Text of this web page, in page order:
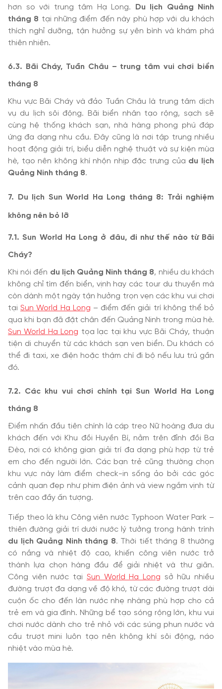
hơn so với trung tâm Hạ Long.
Du lịch Quảng Ninh
tháng 8 tại những điểm đến này phù hợp với du khách
thích nghỉ dưỡng, tận hưởng sự yên bình và khám phá
thiên nhiên.
6.3. Bãi Cháy, Tuần Châu – trung tâm vui chơi biển
tháng 8
Khu vực Bãi Cháy và đảo Tuần Châu là trung tâm dịch
vụ du lịch sôi động. Bãi biển nhân tạo rộng, sạch sẽ
cùng hệ thống khách sạn, nhà hàng phong phú đáp
ứng đa dạng nhu cầu. Đây cũng là nơi tập trung nhiều
hoạt động giải trí, biểu diễn nghệ thuật và sự kiện mùa
hè, tạo nên không khí nhộn nhịp đặc trưng của du lịch
Quảng Ninh tháng 8.
7. Du lịch Sun World Ha Long tháng 8: Trải nghiệm
không nên bỏ lỡ
7.1. Sun World Ha Long ở đâu, đi như thế nào từ Bãi
Cháy?
Khi nói đến du lịch Quảng Ninh tháng 8, nhiều du khách
không chỉ tìm đến biển, vịnh hay các tour du thuyền mà
còn dành một ngày tận hưởng trọn vẹn các khu vui chơi
tạiSun World Ha Long – điểm đến giải trí không thể bỏ
qua khi bạn đã đặt chân đến Quảng Ninh trong mùa hè.
Sun World Ha Long tọa lạc tại khu vực Bãi Cháy, thuận
tiện di chuyển từ các khách sạn ven biển. Du khách có
thể đi taxi, xe điện hoặc thậm chí đi bộ nếu lưu trú gần
đó.
7.2. Các khu vui chơi chính tại Sun World Ha Long
tháng 8
Điểm nhấn đầu tiên chính là cáp treo Nữ hoàng đưa du
khách đến với Khu đồi Huyền Bí, nằm trên đỉnh đồi Ba
Đèo, nơi có không gian giải trí đa dạng phù hợp từ trẻ
em cho đến người lớn. Các bạn trẻ cũng thường chọn
khu vực này làm điểm check-in sống ảo bởi các góc
cảnh quan đẹp như phim điện ảnh và view ngắm vịnh từ
trên cao đầy ấn tượng.
Tiếp theo là khu Công viên nước Typhoon Water Park –
thiên đường giải trí dưới nước lý tưởng trong hành trình
du lịch Quảng Ninh tháng 8. Thời tiết tháng 8 thường
có nắng và nhiệt độ cao, khiến công viên nước trở
thành lựa chọn hàng đầu để giải nhiệt và thư giãn.
Công viên nước tại Sun World Ha Long sở hữu nhiều
đường trượt đa dạng về độ khó, từ các đường trượt dài
cuộn ốc cho đến làn nước nhẹ nhàng phù hợp cho cả
trẻ em và gia đình. Những bể tạo sóng rộng lớn, khu vui
chơi nước dành cho trẻ nhỏ với các súng phun nước và
cầu trượt mini luôn tạo nên không khí sôi động, náo
nhiệt vào mùa hè.